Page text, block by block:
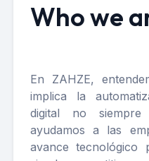
Who we
En ZAHZE,
implica la
digital no
ayudamos a las
avance tecnológico